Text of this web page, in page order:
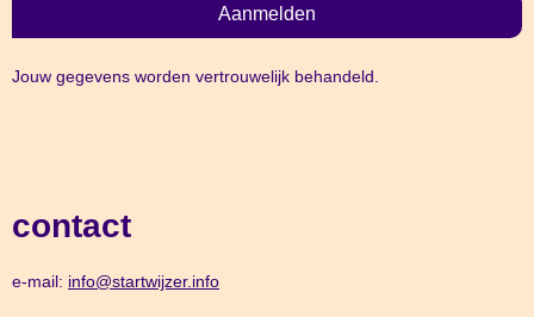
Aanmelden
Jouw gegevens worden vertrouwelijk behandeld.
contact
e-mail: info@startwijzer.info